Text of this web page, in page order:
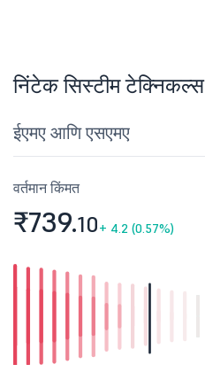
निंटेक सिस्टीम टेक्निकल्स
ईएमए आणि एसएमए
वर्तमान किंमत
₹739.10+ 4.2 (0.57%)